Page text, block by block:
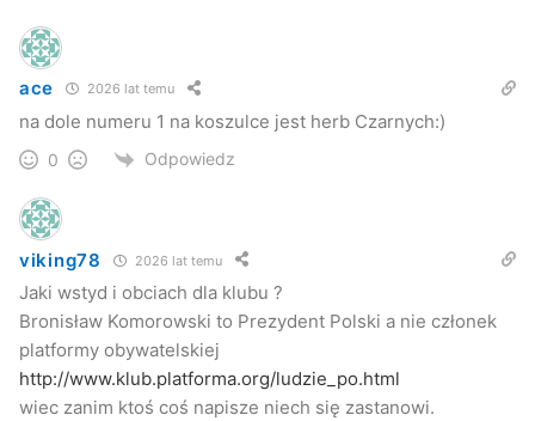
ace 2026 lat temu
na dole numeru 1 na koszulce jest herb Czarnych:)
0 Odpowiedz
viking78 2026 lat temu
Jaki wstyd i obciach dla klubu ?
Bronisław Komorowski to Prezydent Polski a nie członek
platformy obywatelskiej
http://www.klub.platforma.org/ludzie_po.html
wiec zanim ktoś coś napisze niech się zastanowi.